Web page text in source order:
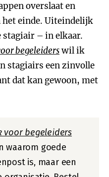
overslaat en
het einde. Uiteindelijk
stagiair – in elkaar.
begeleiderswil ik
stagiairs een zinvolle
dat kan gewoon, met
voor begeleiders
waarom goede
is, maar een